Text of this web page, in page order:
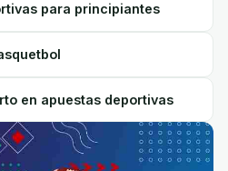
para principiantes
en apuestas deportivas